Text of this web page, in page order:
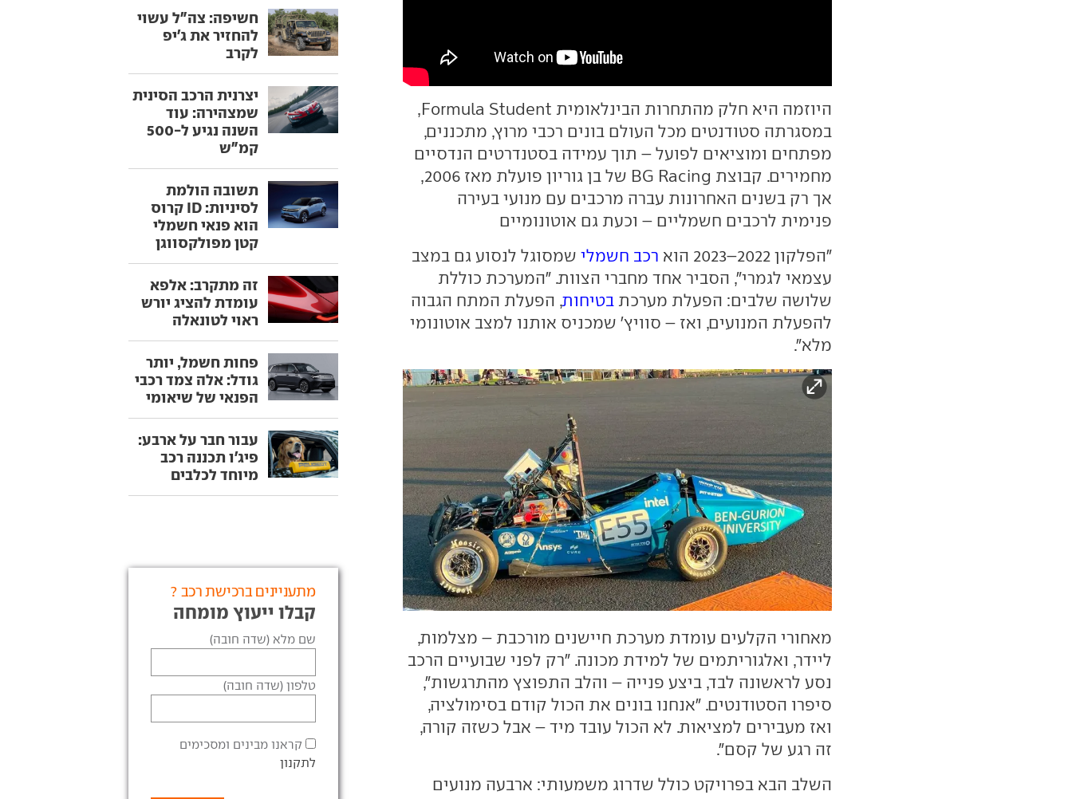
היוזמה היא חלק מהתחרות הבינלאומית Formula Student,
במסגרתה סטודנטים מכל העולם בונים רכבי מרוץ, מתכננים,
מפתחים ומוציאים לפועל – תוך עמידה בסטנדרטים הנדסיים
מחמירים. קבוצת BG Racing של בן גוריון פועלת מאז 2006,
אך רק בשנים האחרונות עברה מרכבים עם מנועי בעירה
פנימית לרכבים חשמליים – וכעת גם אוטונומיים
"הפלקון 2022–2023 הוא
רכב חשמלי שמסוגל לנסוע גם במצב
עצמאי לגמרי", הסביר אחד מחברי הצוות. "המערכת כוללת
שלושה שלבים: הפעלת מערכת בטיחות, הפעלת המתח הגבוה
להפעלת המנועים, ואז – סוויץ' שמכניס אותנו למצב אוטונומי
מלא".
מאחורי הקלעים עומדת מערכת חיישנים מורכבת – מצלמות,
ליידר, ואלגוריתמים של למידת מכונה. "רק לפני שבועיים הרכב
נסע לראשונה לבד, ביצע פנייה – והלב התפוצץ מהתרגשות",
סיפרו הסטודנטים. "אנחנו בונים את הכול קודם בסימולציה,
ואז מעבירים למציאות. לא הכול עובד מיד – אבל כשזה קורה,
זה רגע של קסם".
השלב הבא בפרויקט כולל שדרוג משמעותי: ארבעה מנועים
חשיפה: צה"ל עשוי
להחזיר את ג'יפ
לקרב
יצרנית הרכב הסינית
שמצהירה: עוד
השנה נגיע ל-500
קמ"ש
תשובה הולמת
לסיניות: ID קרוס
הוא פנאי חשמלי
קטן מפולקסווגן
זה מתקרב: אלפא
עומדת להציג יורש
ראוי לטונאלה
פחות חשמל, יותר
גודל: אלה צמד רכבי
הפנאי של שיאומי
עבור חבר על ארבע:
פיג'ו תכננה רכב
מיוחד לכלבים
מתעניינים ברכישת רכב ?
קבלו ייעוץ מומחה
שם מלא (שדה חובה)
טלפון (שדה חובה)
קראנו מבינים ומסכימים
לתקנון